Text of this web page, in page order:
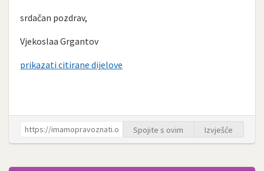
srdačan pozdrav,
Vjekoslaa Grgantov
prikazati citirane dijelove
Spojite s ovim Izvješće